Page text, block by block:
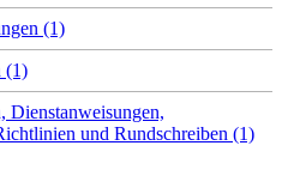
(1)
(1)
Dienstanweisungen,
und Rundschreiben (1)